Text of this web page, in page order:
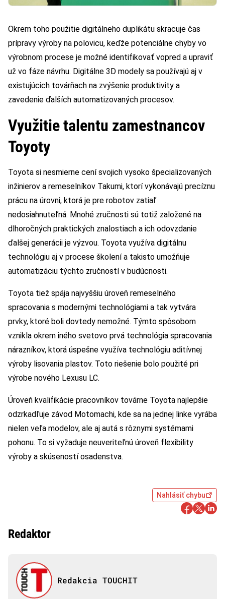
Okrem toho použitie digitálneho duplikátu skracuje čas
prípravy výroby na polovicu, keďže potenciálne chyby vo
výrobnom procese je možné identifikovať vopred a upraviť
už vo fáze návrhu. Digitálne 3D modely sa používajú aj v
existujúcich továrňach na zvýšenie produktivity a
zavedenie ďalších automatizovaných procesov.
Využitie talentu zamestnancov
Toyoty
Toyota si nesmierne cení svojich vysoko špecializovaných
inžinierov a remeselníkov Takumi, ktorí vykonávajú precíznu
prácu na úrovni, ktorá je pre robotov zatiaľ
nedosiahnuteľná. Mnohé zručnosti sú totiž založené na
dlhoročných praktických znalostiach a ich odovzdanie
ďalšej generácii je výzvou. Toyota využíva digitálnu
technológiu aj v procese školení a takisto umožňuje
automatizáciu týchto zručností v budúcnosti.
Toyota tiež spája najvyššiu úroveň remeselného
spracovania s modernými technológiami a tak vytvára
prvky, ktoré boli dovtedy nemožné. Týmto spôsobom
vznikla okrem iného svetovo prvá technológia spracovania
nárazníkov, ktorá úspešne využíva technológiu aditívnej
výroby lisovania plastov. Toto riešenie bolo použité pri
výrobe nového Lexusu LC.
Úroveň kvalifikácie pracovníkov továrne Toyota najlepšie
odzrkadľuje závod Motomachi, kde sa na jednej linke vyrába
nielen veľa modelov, ale aj autá s rôznymi systémami
pohonu. To si vyžaduje neuveriteľnú úroveň flexibility
výroby a skúseností osadenstva.
Nahlásiť chybu
Redaktor
Redakcia TOUCHIT